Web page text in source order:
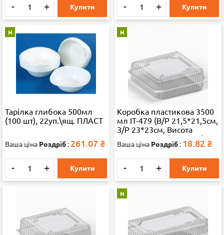
- + Купити - + Купити
Н
Тарілка глибока 500мл
(100 шт), 22уп.\ящ. ПЛАСТ
Ваша ціна Роздріб : 261.07 ₴
- + Купити
Н
Коробка пластикова 3500
мл IT-479 (В/Р 21,5*21,5см,
З/Р 23*23см, Висота
4.4*4.4=8.8см) 250 шт./ящ
65324
Ваша ціна Роздріб : 18.82 ₴
- + Купити
Н